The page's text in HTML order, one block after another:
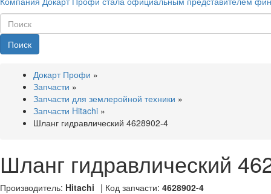
Поиск
Докарт Профи »
Запчасти »
Запчасти для землеройной техники »
Запчасти Hitachi »
Шланг гидравлический 4628902-4
Шланг гидравлический
Производитель: Hitachi | Код запчасти: 4628902-4